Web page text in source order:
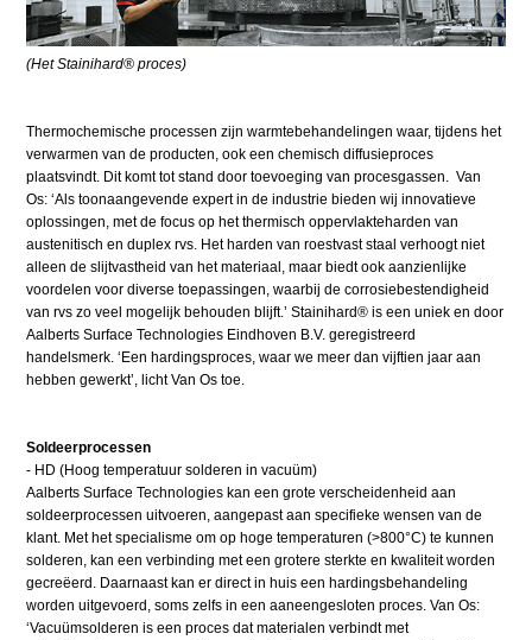
(Het Stainihard® proces)
Thermochemische processen zijn warmtebehandelingen waar, tijdens het
verwarmen van de producten, ook een chemisch diffusieproces
plaatsvindt. Dit komt tot stand door toevoeging van procesgassen. Van
Os: ‘Als toonaangevende expert in de industrie bieden wij innovatieve
oplossingen, met de focus op het thermisch oppervlakteharden van
austenitisch en duplex rvs. Het harden van roestvast staal verhoogt niet
alleen de slijtvastheid van het materiaal, maar biedt ook aanzienlijke
voordelen voor diverse toepassingen, waarbij de corrosiebestendigheid
van rvs zo veel mogelijk behouden blijft.’ Stainihard® is een uniek en door
Aalberts Surface Technologies Eindhoven B.V. geregistreerd
handelsmerk. ‘Een hardingsproces, waar we meer dan vijftien jaar aan
hebben gewerkt’, licht Van Os toe.
Soldeerprocessen
- HD (Hoog temperatuur solderen in vacuüm)
Aalberts Surface Technologies kan een grote verscheidenheid aan
soldeerprocessen uitvoeren, aangepast aan specifieke wensen van de
klant. Met het specialisme om op hoge temperaturen (>800°C) te kunnen
solderen, kan een verbinding met een grotere sterkte en kwaliteit worden
gecreëerd. Daarnaast kan er direct in huis een hardingsbehandeling
worden uitgevoerd, soms zelfs in een aaneengesloten proces. Van Os:
‘Vacuümsolderen is een proces dat materialen verbindt met